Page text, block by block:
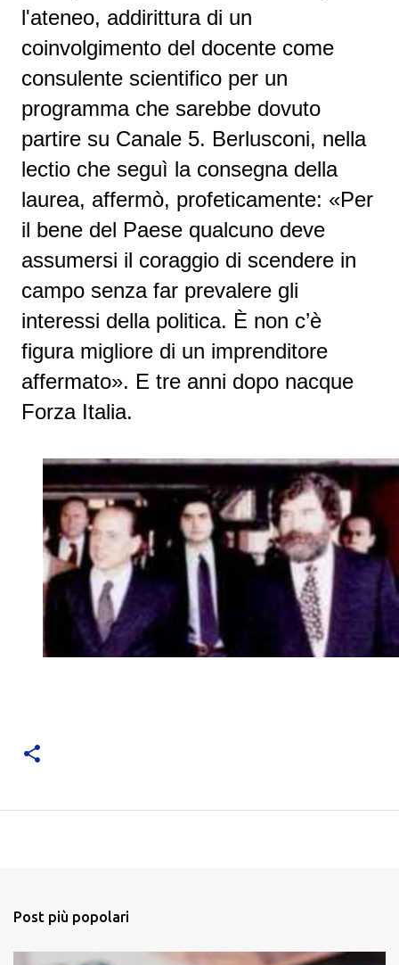
l'ateneo, addirittura di un
coinvolgimento del docente come
consulente scientifico per un
programma che sarebbe dovuto
partire su Canale 5. Berlusconi, nella
lectio che seguì la consegna della
laurea, affermò, profeticamente: «Per
il bene del Paese qualcuno deve
assumersi il coraggio di scendere in
campo senza far prevalere gli
interessi della politica. È non c’è
figura migliore di un imprenditore
affermato». E tre anni dopo nacque
Forza Italia.
Post più popolari